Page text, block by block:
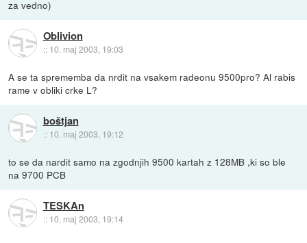
za vedno)
Oblivion
:: 10. maj 2003, 19:03
A se ta sprememba da nrdit na vsakem radeonu 9500pro? Al rabis
rame v obliki crke L?
boštjan
:: 10. maj 2003, 19:12
to se da nardit samo na zgodnjih 9500 kartah z 128MB ,ki so ble
na 9700 PCB
TESKAn
:: 10. maj 2003, 19:14